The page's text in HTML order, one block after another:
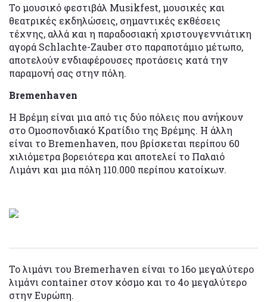
Το μουσικό φεστιβάλ Musikfest, μουσικές και
θεατρικές εκδηλώσεις, σημαντικές εκθέσεις
τέχνης, αλλά και η παραδοσιακή χριστουγεννιάτικη
αγορά Schlachte-Zauber στο παραποτάμιο μέτωπο,
αποτελούν ενδιαφέρουσες προτάσεις κατά την
παραμονή σας στην πόλη.
Bremenhaven
Η Βρέμη είναι μια από τις δύο πόλεις που ανήκουν
στο Ομοσπονδιακό Κρατίδιο της Βρέμης. Η άλλη
είναι το Bremenhaven, που βρίσκεται περίπου 60
χιλιόμετρα βορειότερα και αποτελεί το Παλαιό
Λιμάνι και μια πόλη 110.000 περίπου κατοίκων.
Το λιμάνι του Bremerhaven είναι το 16ο μεγαλύτερο
λιμάνι container στον κόσμο και το 4ο μεγαλύτερο
στην Ευρώπη.